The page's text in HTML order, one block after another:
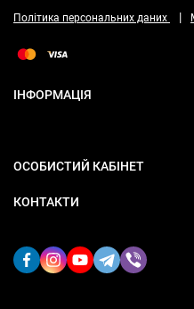
Політика персональних даних |
ІНФОРМАЦІЯ
ОСОБИСТИЙ КАБІНЕТ
КОНТАКТИ